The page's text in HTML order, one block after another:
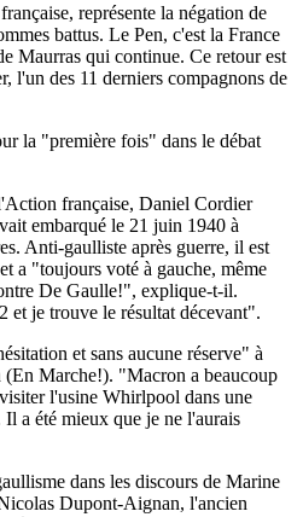
représente la négation de
battus. Le Pen, c'est la France
Maurras qui continue. Ce retour est
l'un des 11 derniers compagnons de
la "première fois" dans le débat
française, Daniel Cordier
embarqué le 21 juin 1940 à
Anti-gaulliste après guerre, il est
a "toujours voté à gauche, même
De Gaulle!", explique-t-il.
et je trouve le résultat décevant".
et sans aucune réserve" à
Marche!). "Macron a beaucoup
l'usine Whirlpool dans une
a été mieux que je ne l'aurais
dans les discours de Marine
Dupont-Aignan, l'ancien